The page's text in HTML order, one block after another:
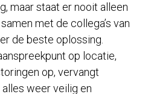
maar staat er nooit alleen
met de collega’s van
de beste oplossing.
op locatie,
op, vervangt
weer veilig en